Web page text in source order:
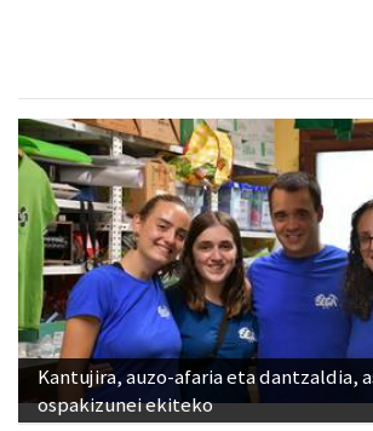
Kantujira, auzo-afaria eta dantzaldia,
ospakizunei ekiteko